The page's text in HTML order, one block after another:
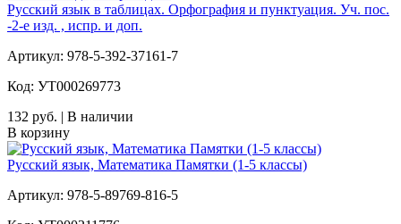
Русский язык в таблицах. Орфография и пунктуация. Уч. пос.
-2-е изд. , испр. и доп.
Артикул: 978-5-392-37161-7
Код: УТ000269773
132 руб. | В наличии
В корзину
Русский язык, Математика Памятки (1-5 классы)
Артикул: 978-5-89769-816-5